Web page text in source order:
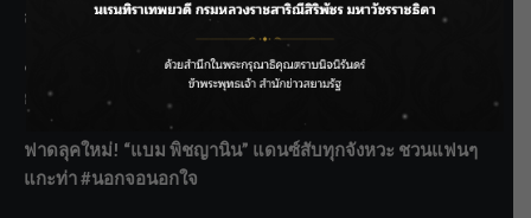
สอง “IRONIC” เปลี่ยนความเจ็บให้กลายเป็นการเอาคืน”
ชลประทานเชียงใหม่เร่งพร่องน้ำแม่น้ำปิง รับมวลน้ำเหนือ ย้ำ
ยังไม่ล้นตลิ่ง
ฟาดลุคใหม่! “แบม พิชญานิน” แดนซ์สับทุกจังหวะ ชวนแฟนๆ
แกะท่า #นอกจอนอกใจ